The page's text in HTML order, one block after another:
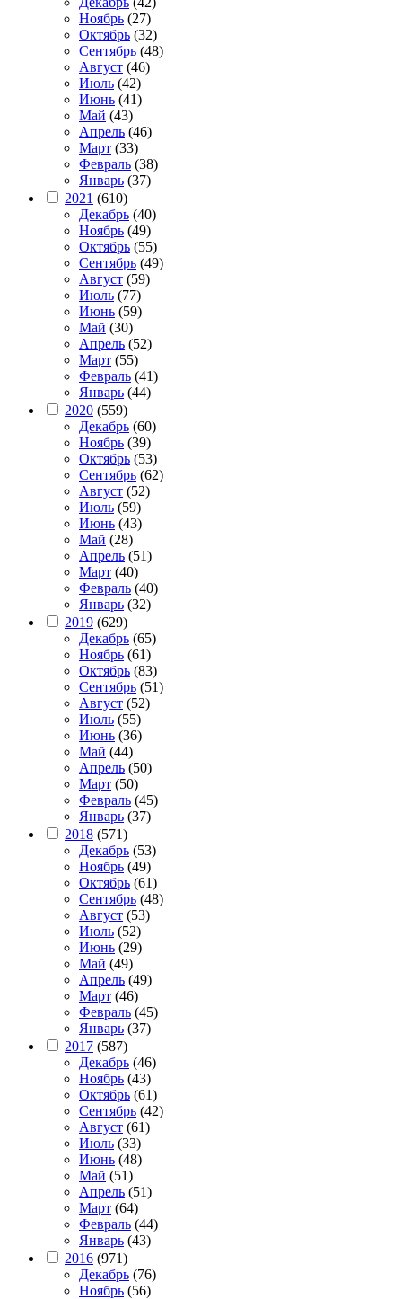
Ноябрь (27)
Октябрь (32)
Сентябрь (48)
Август (46)
Июль (42)
Июнь (41)
Май (43)
Апрель (46)
Март (33)
Февраль (38)
Январь (37)
2021 (610)
Декабрь (40)
Ноябрь (49)
Октябрь (55)
Сентябрь (49)
Август (59)
Июль (77)
Июнь (59)
Май (30)
Апрель (52)
Март (55)
Февраль (41)
Январь (44)
2020 (559)
Декабрь (60)
Ноябрь (39)
Октябрь (53)
Сентябрь (62)
Август (52)
Июль (59)
Июнь (43)
Май (28)
Апрель (51)
Март (40)
Февраль (40)
Январь (32)
2019 (629)
Декабрь (65)
Ноябрь (61)
Октябрь (83)
Сентябрь (51)
Август (52)
Июль (55)
Июнь (36)
Май (44)
Апрель (50)
Март (50)
Февраль (45)
Январь (37)
2018 (571)
Декабрь (53)
Ноябрь (49)
Октябрь (61)
Сентябрь (48)
Август (53)
Июль (52)
Июнь (29)
Май (49)
Апрель (49)
Март (46)
Февраль (45)
Январь (37)
2017 (587)
Декабрь (46)
Ноябрь (43)
Октябрь (61)
Сентябрь (42)
Август (61)
Июль (33)
Июнь (48)
Май (51)
Апрель (51)
Март (64)
Февраль (44)
Январь (43)
2016 (971)
Декабрь (76)
Ноябрь (56)